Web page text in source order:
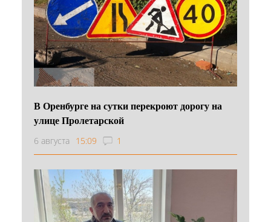
В Оренбурге на сутки перекроют дорогу на
улице Пролетарской
6 августа 15:09 1